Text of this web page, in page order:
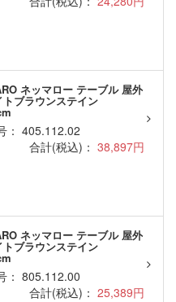
ネッマロー テーブル 屋外
トブラウンステイン
： 405.112.02
合計(税込)： 38,897円
ネッマロー テーブル 屋外
トブラウンステイン
： 805.112.00
合計(税込)： 25,389円